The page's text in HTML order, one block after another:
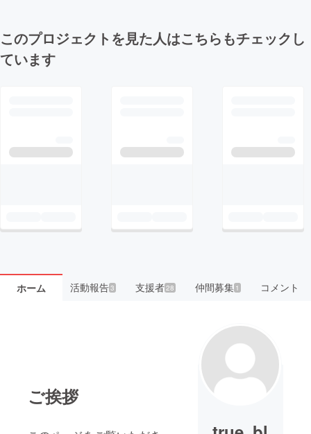
このプロジェクトを見た人はこちらもチェックし
ています
ホーム 活動報告3 支援者 28 仲間募集 1 コメント
ご挨拶